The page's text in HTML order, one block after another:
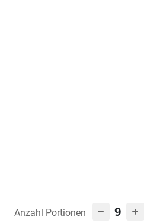
Anzahl Portionen 9